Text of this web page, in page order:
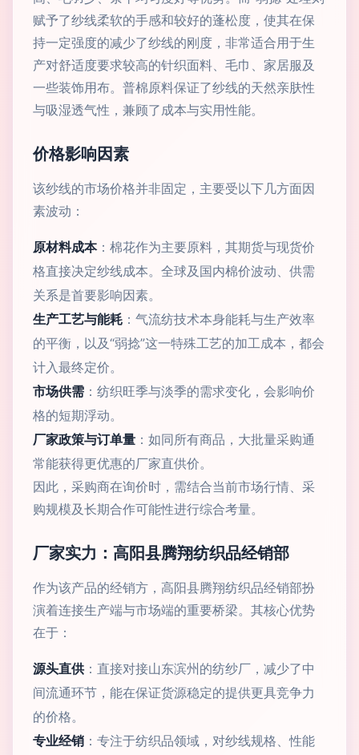
赋予了纱线柔软的手感和较好的蓬松度，使其在保
持一定强度的减少了纱线的刚度，非常适合用于生
产对舒适度要求较高的针织面料、毛巾、家居服及
一些装饰用布。普棉原料保证了纱线的天然亲肤性
与吸湿透气性，兼顾了成本与实用性能。
价格影响因素
该纱线的市场价格并非固定，主要受以下几方面因
素波动：
原材料成本：棉花作为主要原料，其期货与现货价
格直接决定纱线成本。全球及国内棉价波动、供需
关系是首要影响因素。
生产工艺与能耗 ：气流纺技术本身能耗与生产效率
的平衡，以及“弱捻”这一特殊工艺的加工成本，都会
计入最终定价。
市场供需 ：纺织旺季与淡季的需求变化，会影响价
格的短期浮动。
厂家政策与订单量 ：如同所有商品，大批量采购通
常能获得更优惠的厂家直供价。
因此，采购商在询价时，需结合当前市场行情、采
购规模及长期合作可能性进行综合考量。
厂家实力：高阳县腾翔纺织品经销部
作为该产品的经销方，高阳县腾翔纺织品经销部扮
演着连接生产端与市场端的重要桥梁。其核心优势
在于：
源头直供 ：直接对接山东滨州的纺纱厂，减少了中
间流通环节，能在保证货源稳定的提供更具竞争力
的价格。
专业经销 ：专注于纺织品领域，对纱线规格、性能